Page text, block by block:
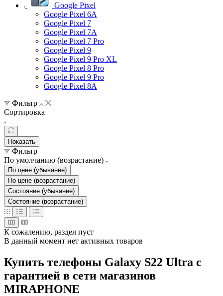
Google Pixel
Google Pixel 6A
Google Pixel 7
Google Pixel 7А
Google Pixel 7 Pro
Google Pixel 9
Google Pixel 9 Pro XL
Google Pixel 8 Pro
Google Pixel 9 Pro
Google Pixel 8A
Фильтр
Сортировка
Показать
Фильтр
По умолчанию (возрастание)
По цене (убывание)
По цене (возрастание)
Состояние (убывание)
Состояние (возрастание)
К сожалению, раздел пуст
В данный момент нет активных товаров
Купить телефоны Galaxy S22 Ultra с
гарантией в сети магазинов
MIRAPHONE